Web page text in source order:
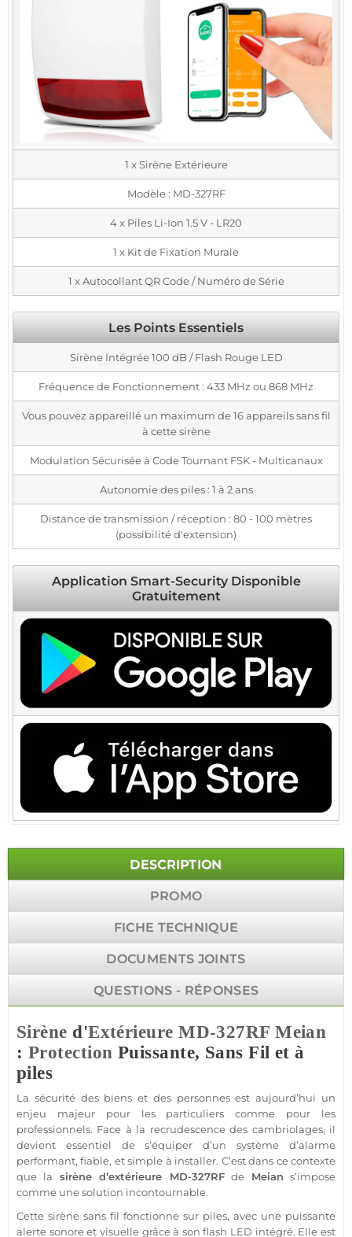
1 x Sirène Extérieure
Modèle : MD-327RF
4 x Piles Li-Ion 1.5 V - LR20
1 x Kit de Fixation Murale
1 x Autocollant QR Code / Numéro de Série
Les Points Essentiels
Sirène Intégrée 100 dB / Flash Rouge LED
Fréquence de Fonctionnement : 433 MHz ou 868 MHz
Vous pouvez appareillé un maximum de 16 appareils sans fil
à cette sirène
Modulation Sécurisée à Code Tournant FSK - Multicanaux
Autonomie des piles : 1 à 2 ans
Distance de transmission / réception : 80 - 100 mètres
(possibilité d'extension)
Application Smart-Security Disponible
Gratuitement
DESCRIPTION
PROMO
FICHE TECHNIQUE
DOCUMENTS JOINTS
QUESTIONS - RÉPONSES
Sirène d'Extérieure MD-327RF Meian
: Protection Puissante, Sans Fil et à
piles
La sécuritédes biens et des personnes est aujourd’hui un
enjeu majeur pour les particuliers comme pour les
professionnels. Face à la recrudescence des cambriolages, il
devient essentiel de s’équiper d’unsystème d’alarme
performant,fiable, et simple à installer. C’est dans ce contexte
que la sirèned’extérieure MD-327RFde Meian s’impose
comme une solution incontournable.
Cette sirène sans fil fonctionne sur piles, avec une puissante
alerte sonore et visuelle grâce à son flash LED intégré. Elle est